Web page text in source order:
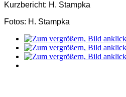
Kurzbericht: H. Stampka
Fotos: H. Stampka